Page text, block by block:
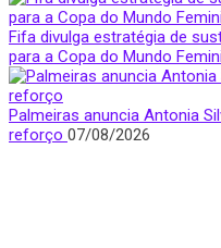
Fifa divulga estratégia de
para a Copa do Mundo
Palmeiras anuncia Antonia
reforço 07/08/2026